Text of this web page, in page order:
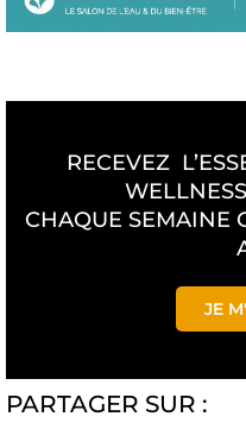
RECEVEZ
CHAQUE SEMAINE
JE
PARTAGER SUR :